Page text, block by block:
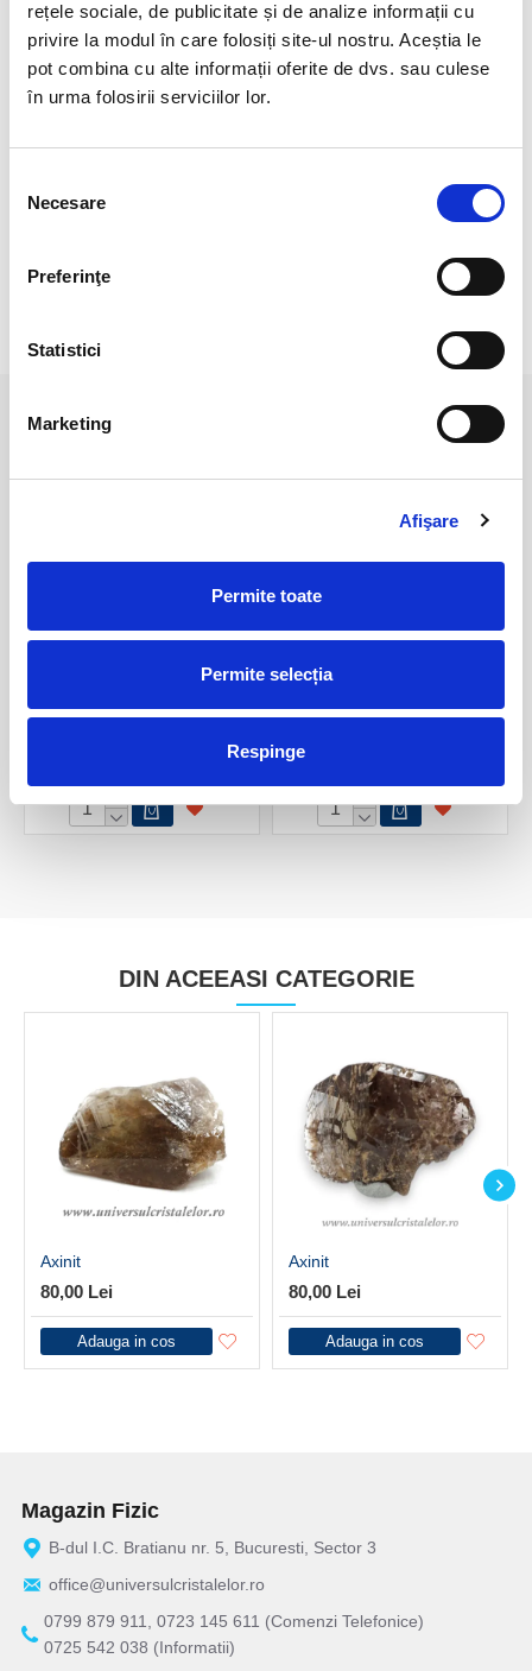
rețele sociale, de publicitate și de analize informații cu
privire la modul în care folosiți site-ul nostru. Aceștia le
pot combina cu alte informații oferite de dvs. sau culese
în urma folosirii serviciilor lor.
consimțământului
Necesare
Preferinţe
Statistici
Marketing
Afişare
Permite toate
Permite selecția
Respinge
Duritate : 6,5-7
Cristal natural 100%
Culoarea poate diferi usor, in functie de rezolutia
PRODUSE ASEMANATOARE
DIN ACEEASI CATEGORIE
Axinit
80,00 Lei
Adauga in cos
Axinit
80,00 Lei
Adauga in cos
Magazin Fizic
B-dul I.C. Bratianu nr. 5, Bucuresti, Sector 3
office@universulcristalelor.ro
0799 879 911, 0723 145 611 (Comenzi Telefonice)
0725 542 038 (Informatii)